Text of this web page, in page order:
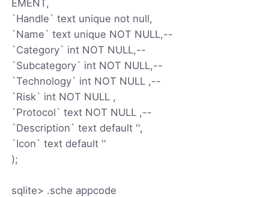
EMENT,
`Handle` text unique not null,
`Name` text unique NOT NULL,--
`Category` int NOT NULL,--
`Subcategory` int NOT NULL,--
`Technology` int NOT NULL ,--
`Risk` int NOT NULL ,
`Protocol` text NOT NULL ,--
`Description` text default '',
`Icon` text default ''
);
sqlite> .sche appcode